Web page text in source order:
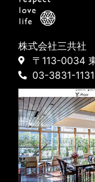
株式会社三共社
〒113-0034
03-3831-1131